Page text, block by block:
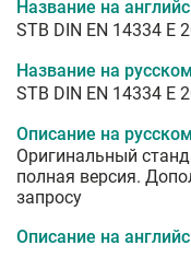
Название на
STB DIN EN 14334 E
Название на
STB DIN EN 14334 E
Описание на
Оригинальный
полная версия.
запросу
Описание на